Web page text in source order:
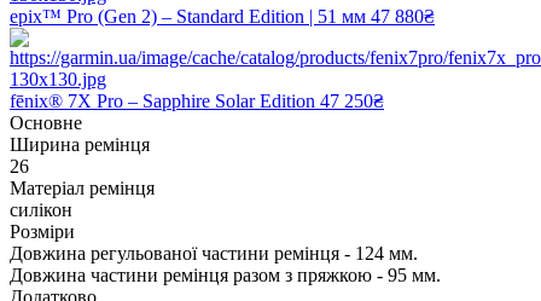
epix™ Pro (Gen 2) – Standard Edition | 51 мм 47 880₴
fēnix® 7X Pro – Sapphire Solar Edition 47 250₴
Основне
Ширина ремінця
26
Матеріал ремінця
силікон
Розміри
Довжина регульованої частини ремінця - 124 мм.
Довжина частини ремінця разом з пряжкою - 95 мм.
Додатково